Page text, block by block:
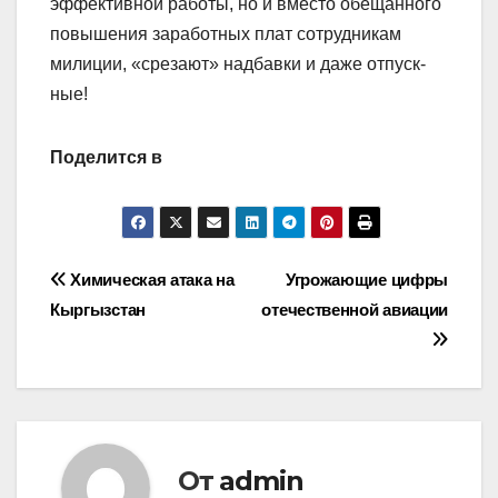
эффективной работы, но и вместо обещанного
повышения заработных плат сотрудникам
милиции, «срезают» надбавки и даже отпуск-
ные!
Поделится в
Навигация
по
записям
Угрожающие цифры
отечественной авиации
Химическая атака на
Кыргызстан
От admin